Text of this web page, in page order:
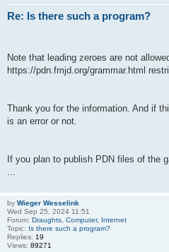
Re: Is there such a program?
Note that leading zeroes are not
https://pdn.fmjd.org/grammar.html
Thank you for the information. And if
is an error or not.
If you plan to publish PDN files of the
by Wieger Wesselink
Wed Sep 25, 2024 11:51
Forum: Draughts, Computer, Internet
Topic: Is there such a program?
Replies: 19
Views: 89271